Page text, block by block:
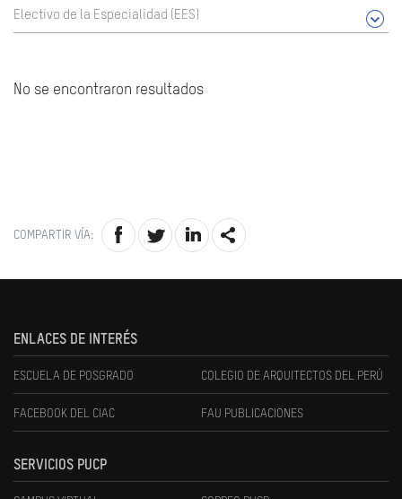
Electivo de la Especialidad (EES)
No se encontraron resultados
COMPARTIR VÍA:
ENLACES DE INTERÉS
ESCUELA DE POSGRADO COLEGIO DE ARQUITECTOS DEL PERÚ
FACEBOOK DEL CIAC FAU PUBLICACIONES
SERVICIOS PUCP